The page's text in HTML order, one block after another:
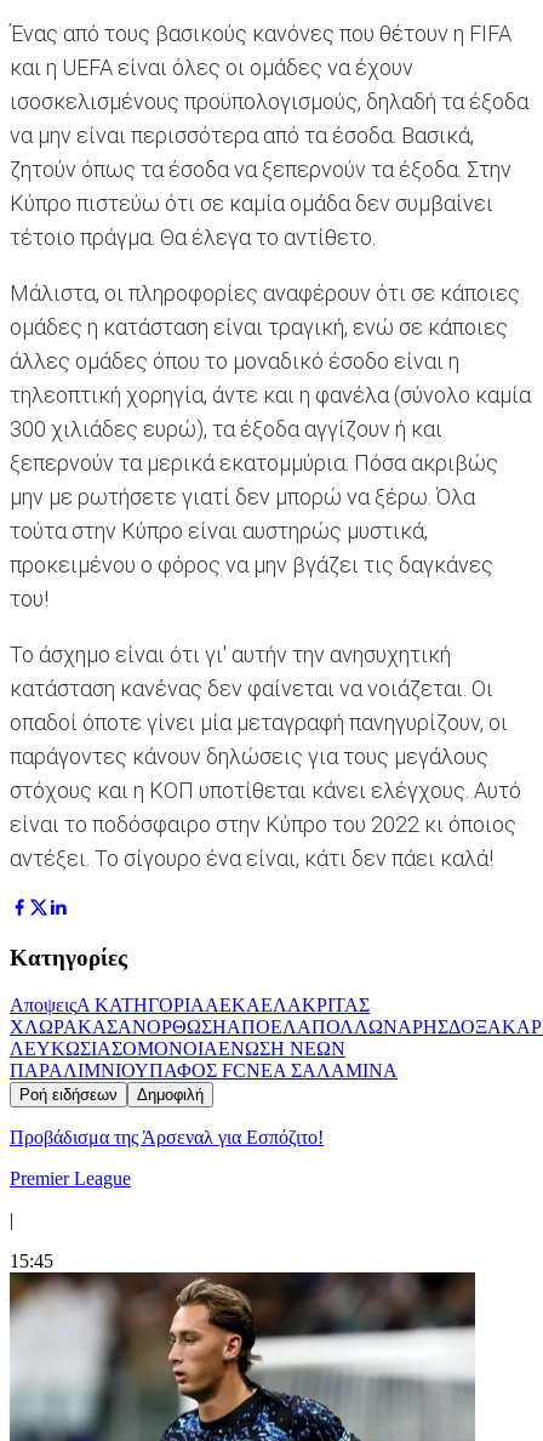
Ένας από τους βασικούς κανόνες που θέτουν η FIFA
και η UEFA είναι όλες οι ομάδες να έχουν
ισοσκελισμένους προϋπολογισμούς, δηλαδή τα έξοδα
να μην είναι περισσότερα από τα έσοδα. Βασικά,
ζητούν όπως τα έσοδα να ξεπερνούν τα έξοδα. Στην
Κύπρο πιστεύω ότι σε καμία ομάδα δεν συμβαίνει
τέτοιο πράγμα. Θα έλεγα το αντίθετο.
Μάλιστα, οι πληροφορίες αναφέρουν ότι σε κάποιες
ομάδες η κατάσταση είναι τραγική, ενώ σε κάποιες
άλλες ομάδες όπου το μοναδικό έσοδο είναι η
τηλεοπτική χορηγία, άντε και η φανέλα (σύνολο καμία
300 χιλιάδες ευρώ), τα έξοδα αγγίζουν ή και
ξεπερνούν τα μερικά εκατομμύρια. Πόσα ακριβώς
μην με ρωτήσετε γιατί δεν μπορώ να ξέρω. Όλα
τούτα στην Κύπρο είναι αυστηρώς μυστικά,
προκειμένου ο φόρος να μην βγάζει τις δαγκάνες
του!
Το άσχημο είναι ότι γι' αυτήν την ανησυχητική
κατάσταση κανένας δεν φαίνεται να νοιάζεται. Οι
οπαδοί όποτε γίνει μία μεταγραφή πανηγυρίζουν, οι
παράγοντες κάνουν δηλώσεις για τους μεγάλους
στόχους και η ΚΟΠ υποτίθεται κάνει ελέγχους. Αυτό
είναι το ποδόσφαιρο στην Κύπρο του 2022 κι όποιος
αντέξει. Το σίγουρο ένα είναι, κάτι δεν πάει καλά!
Κατηγορίες
ΑποψειςΑ ΚΑΤΗΓΟΡΙΑΑΕΚΑΕΛΑΚΡΙΤΑΣ
ΧΛΩΡΑΚΑΣΑΝΟΡΘΩΣΗΑΠΟΕΛΑΠΟΛΛΩΝΑΡΗΣΔΟΞΑ
ΛΕΥΚΩΣΙΑΣΟΜΟΝΟΙΑΕΝΩΣΗ ΝΕΩΝ
ΠΑΡΑΛΙΜΝIΟΥΠΑΦΟΣ FCΝΕΑ ΣΑΛΑΜΙΝΑ
Ροή ειδήσεων Δημοφιλή
Προβάδισμα της Άρσεναλ για Εσπόζιτο!
Premier League
|
15:45